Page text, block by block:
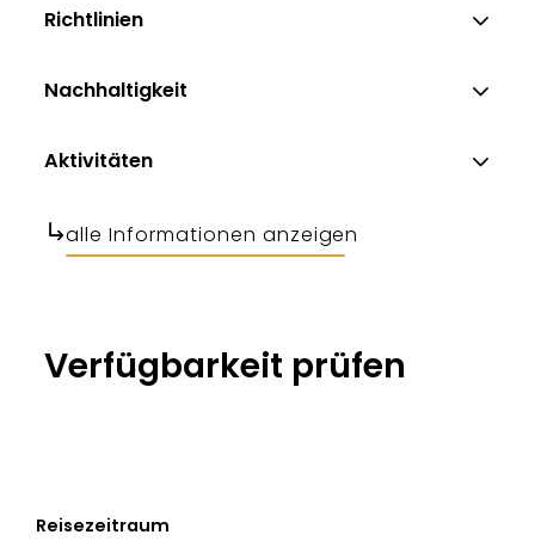
Richtlinien
Nachhaltigkeit
Aktivitäten
alle Informationen anzeigen
Verfügbarkeit prüfen
Reisezeitraum